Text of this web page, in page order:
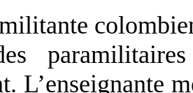
L’enseignante